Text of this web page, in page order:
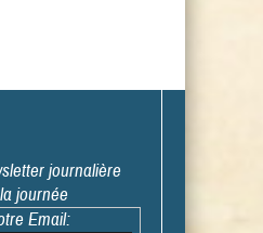
journalière
journée
Email: